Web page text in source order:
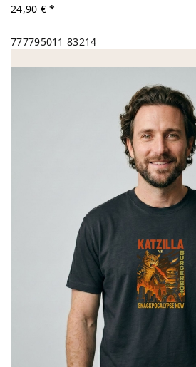
24,90 € *
777795011 83214